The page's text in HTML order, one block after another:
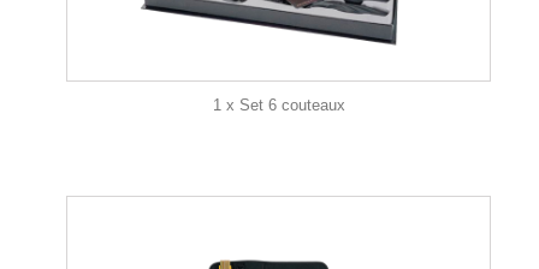
1 x Set 6 couteaux